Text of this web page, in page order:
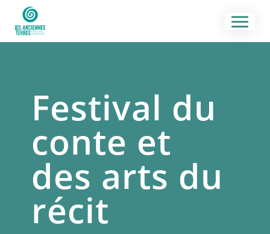
Festival du
conte et
des arts du
récit